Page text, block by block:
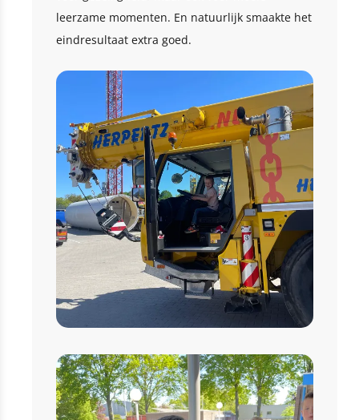
leerzame momenten. En natuurlijk smaakte het
eindresultaat extra goed.